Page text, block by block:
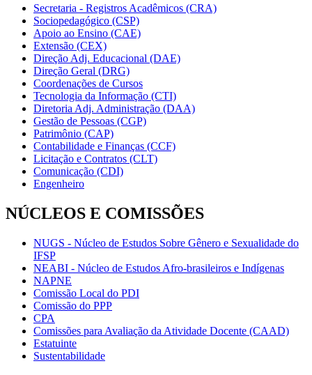
Secretaria - Registros Acadêmicos (CRA)
Sociopedagógico (CSP)
Apoio ao Ensino (CAE)
Extensão (CEX)
Direção Adj. Educacional (DAE)
Direção Geral (DRG)
Coordenações de Cursos
Tecnologia da Informação (CTI)
Diretoria Adj. Administração (DAA)
Gestão de Pessoas (CGP)
Patrimônio (CAP)
Contabilidade e Finanças (CCF)
Licitação e Contratos (CLT)
Comunicação (CDI)
Engenheiro
NÚCLEOS E COMISSÕES
NUGS - Núcleo de Estudos Sobre Gênero e Sexualidade do
IFSP
NEABI - Núcleo de Estudos Afro-brasileiros e Indígenas
NAPNE
Comissão Local do PDI
Comissão do PPP
CPA
Comissões para Avaliação da Atividade Docente (CAAD)
Estatuinte
Sustentabilidade